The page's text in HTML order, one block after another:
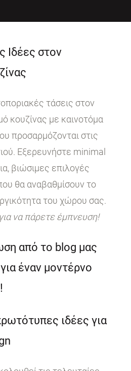
Ιδέες στον
τάσεις στον
κουζίνας με καινοτόμα
προσαρμόζονται στις
Εξερευνήστε minimal
βιώσιμες επιλογές
θα αναβαθμίσουν το
του χώρου σας.
να πάρετε έμπνευση!
από το blog μας
για έναν μοντέρνο
ιδέες για